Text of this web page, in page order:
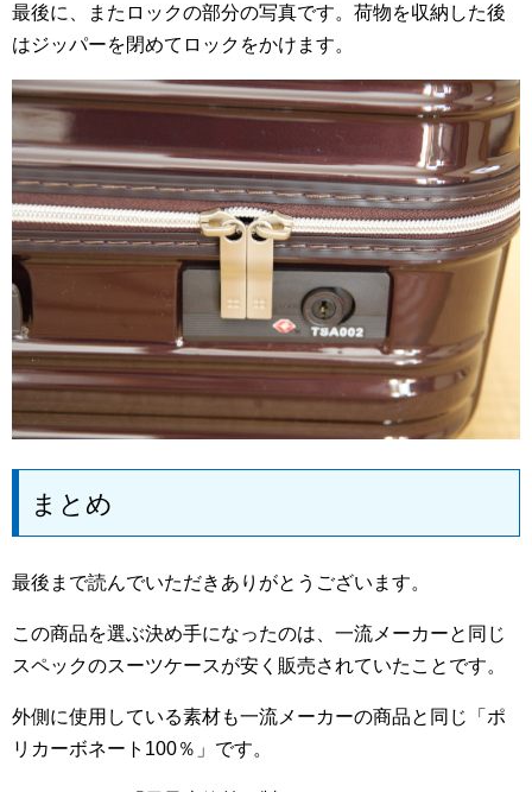
最後に、またロックの部分の写真です。荷物を収納した後
はジッパーを閉めてロックをかけます。
まとめ
最後まで読んでいただきありがとうございます。
この商品を選ぶ決め手になったのは、一流メーカーと同じ
スペックのスーツケースが安く販売されていたことです。
外側に使用している素材も一流メーカーの商品と同じ「ポ
リカーボネート100％」です。